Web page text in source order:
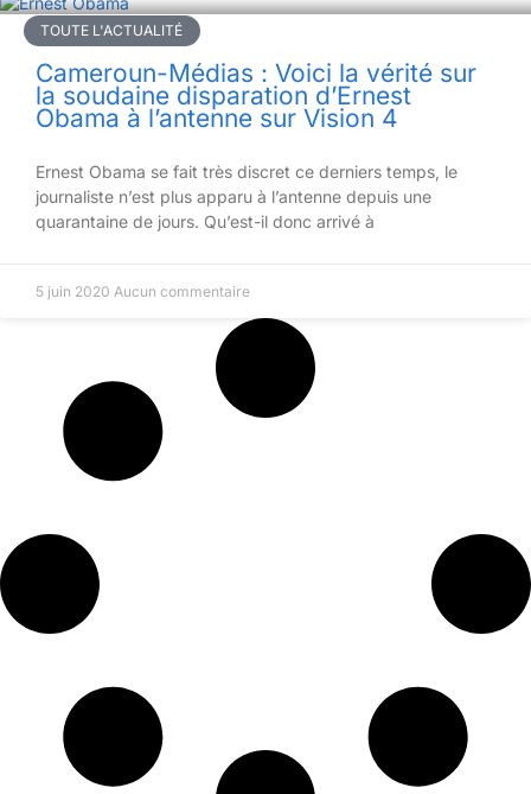
TOUTE L'ACTUALITÉ
Cameroun-Médias : Voici la vérité sur
la soudaine disparation d’Ernest
Obama à l’antenne sur Vision 4
Ernest Obama se fait très discret ce derniers temps, le
journaliste n’est plus apparu à l’antenne depuis une
quarantaine de jours. Qu’est-il donc arrivé à
5 juin 2020 Aucun commentaire